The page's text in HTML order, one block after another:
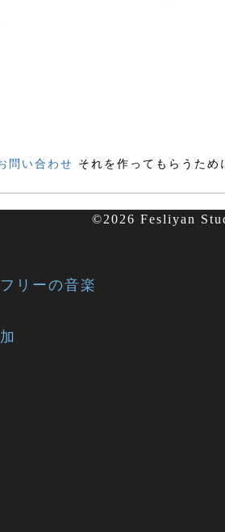
問い合わせ それを作ってもらうため
©2026 Fesliyan
リーの音楽